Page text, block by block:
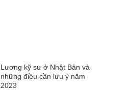
Lương kỹ sư ở Nhật Bản và
những điều cần lưu ý năm
2023